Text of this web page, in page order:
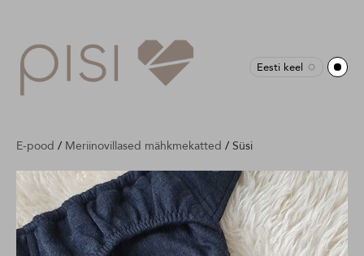
Eesti keel
E-pood / Meriinovillased mähkmekatted / Süsi